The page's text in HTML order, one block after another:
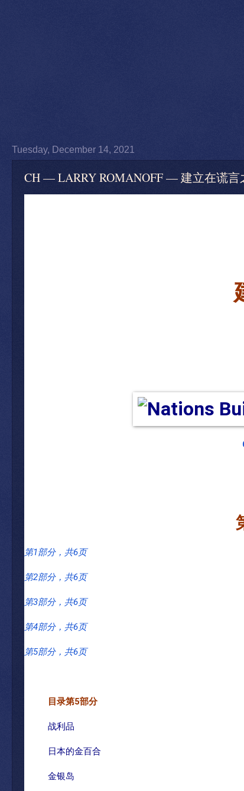
Tuesday, December 14, 2021
CH — LARRY ROMANOFF — 建立在谎
第1部分，共6页
第2部分，共6页
第3部分，共6页
第4部分，共6页
第5部分，共6页
目录第5部分
战利品
日本的金百合
金银岛